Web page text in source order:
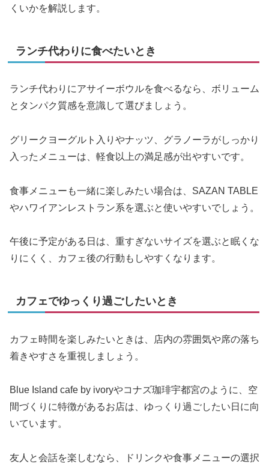
くいかを解説します。
ランチ代わりに食べたいとき
ランチ代わりにアサイーボウルを食べるなら、ボリューム
とタンパク質感を意識して選びましょう。
グリークヨーグルト入りやナッツ、グラノーラがしっかり
入ったメニューは、軽食以上の満足感が出やすいです。
食事メニューも一緒に楽しみたい場合は、SAZAN TABLE
やハワイアンレストラン系を選ぶと使いやすいでしょう。
午後に予定がある日は、重すぎないサイズを選ぶと眠くな
りにくく、カフェ後の行動もしやすくなります。
カフェでゆっくり過ごしたいとき
カフェ時間を楽しみたいときは、店内の雰囲気や席の落ち
着きやすさを重視しましょう。
Blue Island cafe by ivoryやコナズ珈琲宇都宮のように、空
間づくりに特徴があるお店は、ゆっくり過ごしたい日に向
いています。
友人と会話を楽しむなら、ドリンクや食事メニューの選択